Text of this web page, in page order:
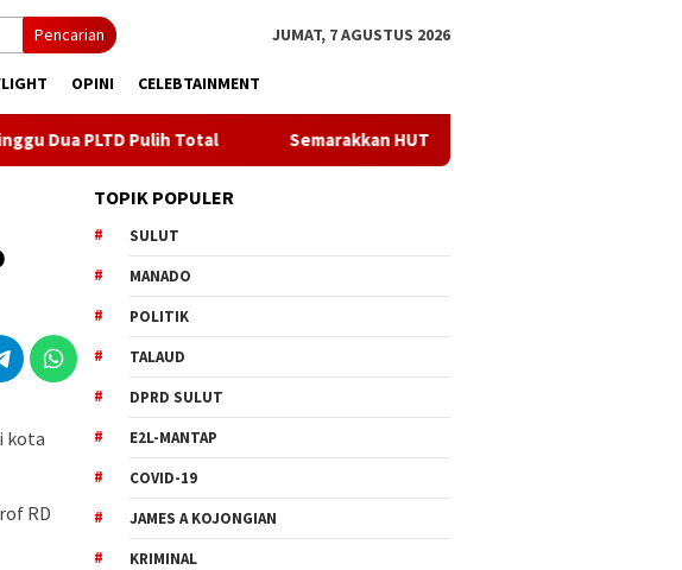
Pencarian JUMAT, 7 AGUSTUS 2026
OPINI CELEBTAINMENT
Total Semarakkan HUT ke 81 RI, PLN Dorong Digitalisasi Pendidikan di
kota
RD
TOPIK POPULER
SULUT
MANADO
POLITIK
TALAUD
DPRD SULUT
E2L-MANTAP
COVID-19
JAMES A KOJONGIAN
KRIMINAL